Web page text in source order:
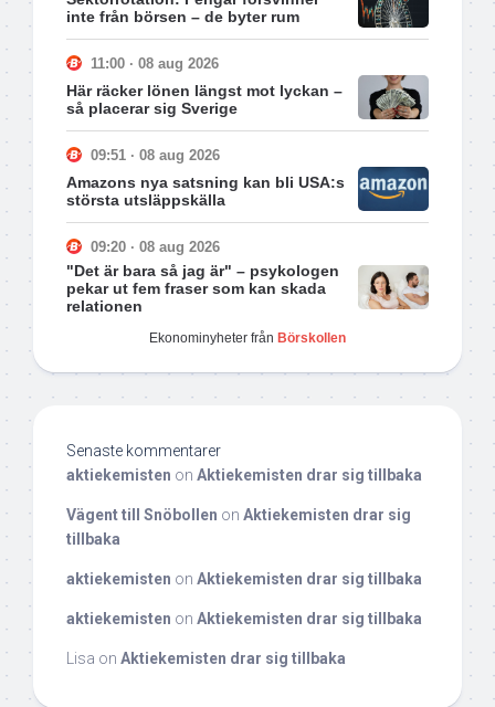
inte från börsen – de byter rum
11:00 · 08 aug 2026
Här räcker lönen längst mot lyckan –
så placerar sig Sverige
09:51 · 08 aug 2026
Amazons nya satsning kan bli USA:s
största utsläppskälla
09:20 · 08 aug 2026
"Det är bara så jag är" – psykologen
pekar ut fem fraser som kan skada
relationen
Ekonominyheter från Börskollen
Senaste kommentarer
aktiekemisten on Aktiekemisten drar sig tillbaka
Vägent till Snöbollen on Aktiekemisten drar sig
tillbaka
aktiekemisten on Aktiekemisten drar sig tillbaka
aktiekemisten on Aktiekemisten drar sig tillbaka
Lisa on Aktiekemisten drar sig tillbaka